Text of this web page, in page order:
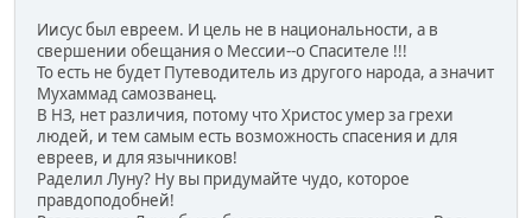
Иисус был евреем. И цель не в национальности, а в
свершении обещания о Мессии--о Спасителе !!!
То есть не будет Путеводитель из другого народа, а значит
Мухаммад самозванец.
В НЗ, нет различия, потому что Христос умер за грехи
людей, и тем самым есть возможность спасения и для
евреев, и для язычников!
Раделил Луну? Ну вы придумайте чудо, которое
правдоподобней!